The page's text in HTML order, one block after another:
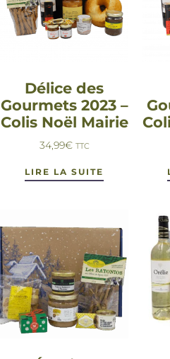
Délice des
Gourmets 2023 –
Colis Noël Mairie
34,99€ TTC
LIRE LA SUITE